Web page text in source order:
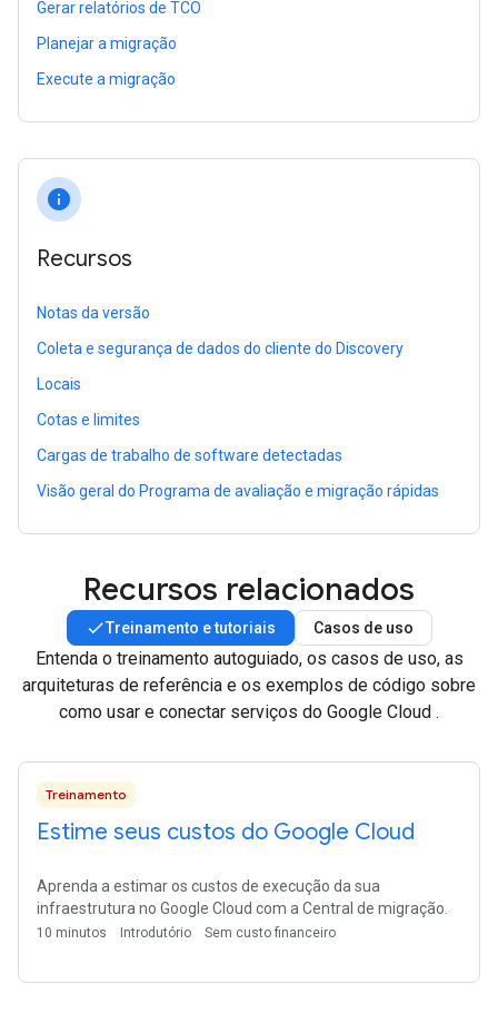
Gerar relatórios de TCO
Planejar a migração
Execute a migração
info
Recursos
Notas da versão
Coleta e segurança de dados do cliente do Discovery
Locais
Cotas e limites
Cargas de trabalho de software detectadas
Visão geral do Programa de avaliação e migração rápidas
Recursos relacionados
Treinamento e tutoriais Casos de uso
Entenda o treinamento autoguiado, os casos de uso, as
arquiteturas de referência e os exemplos de código sobre
como usar e conectar serviços do Google Cloud .
Treinamento
Estime seus custos do Google Cloud
Aprenda a estimar os custos de execução da sua
infraestrutura no Google Cloud com a Central de migração.
10 minutos Introdutório Sem custo financeiro